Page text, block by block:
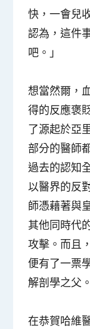
快，一會兒
認為，這件
吧。」
想當然爾，
得的反應褒
了源起於亞
部分的醫師
過去的認知
以醫界的反
師憑藉著與
其他同時代
攻擊。而且
便有了一票
解剖學之父。
在恭賀哈維